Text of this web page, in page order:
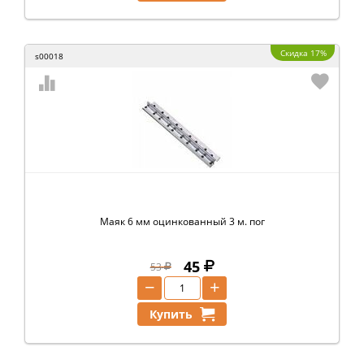
s00018 Скидка 17%
Маяк 6 мм оцинкованный 3 м. пог
53 45
+
−
Купить